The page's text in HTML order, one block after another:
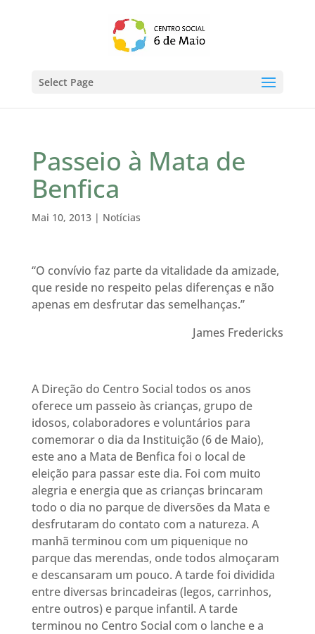
Select Page
Passeio à Mata de
Benfica
Mai 10, 2013| Notícias
“O convívio faz parte da vitalidade da amizade,
que reside no respeito pelas diferenças e não
apenas em desfrutar das semelhanças.”
James Fredericks
A Direção do Centro Social todos os anos
oferece um passeio às crianças, grupo de
idosos, colaboradores e voluntários para
comemorar o dia da Instituição (6 de Maio),
este ano a Mata de Benfica foi o local de
eleição para passar este dia. Foi com muito
alegria e energia que as crianças brincaram
todo o dia no parque de diversões da Mata e
desfrutaram do contato com a natureza. A
manhã terminou com um piquenique no
parque das merendas, onde todos almoçaram
e descansaram um pouco. A tarde foi dividida
entre diversas brincadeiras (legos, carrinhos,
entre outros) e parque infantil. A tarde
terminou no Centro Social com o lanche e a